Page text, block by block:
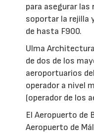
para asegurar
soportar la rejilla
de hasta F900.
Ulma
de dos de los
aeroportuarios
operador a nivel
(operador de los
El Aeropuerto de
Aeropuerto de